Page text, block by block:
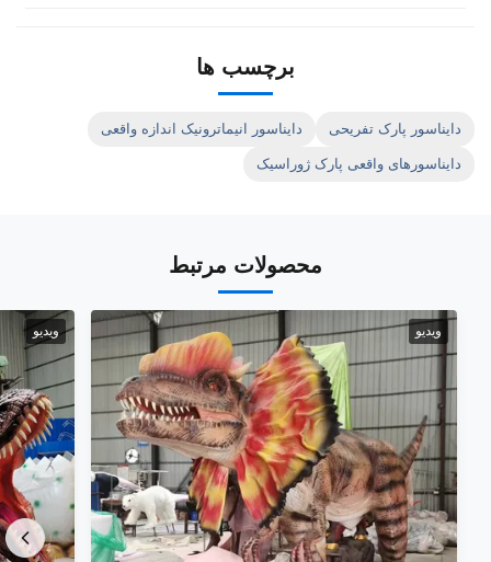
برچسب ها
دایناسور پارک تفریحی دایناسور انیماترونیک اندازه واقعی
دایناسورهای واقعی پارک ژوراسیک
محصولات مرتبط
ویدیو ویدیو